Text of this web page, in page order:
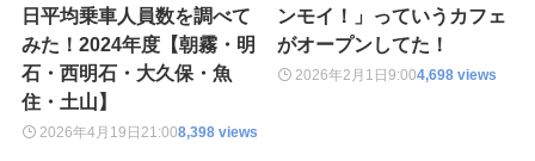
日平均乗車人員数を調べて
みた！2024年度【朝霧・明
石・西明石・大久保・魚
住・土山】
2026年4月19日 21:008,398 views
ンモイ！」っていうカフェ
がオープンしてた！
2026年2月1日9:004,698 views